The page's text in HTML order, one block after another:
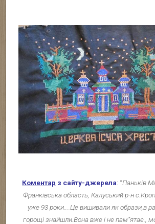
Коментар з сайту-джерела: “Паньків
Франківська область, Калуський р-н
уже 93 роки….Це вишивали як образи,в
горощі знайшли.Вона вже і не пам”ятає.,